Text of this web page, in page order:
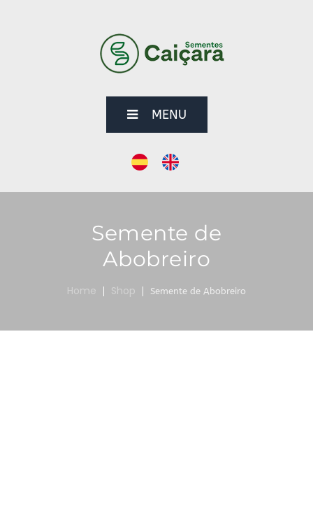
MENU
Semente de
Abobreiro
Home Shop Semente de Abobreiro